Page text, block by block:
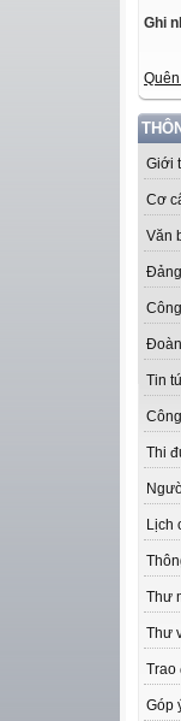
Ghi
Giới
Cơ
Văn
Tin
Thi
Lịch
Thư
Thư
Trao
Góp